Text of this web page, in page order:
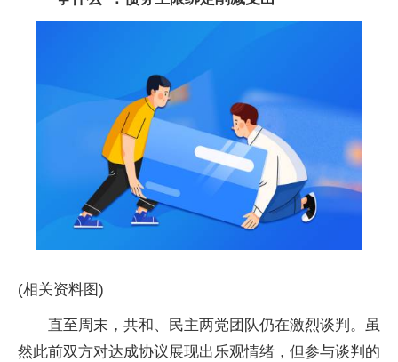
(相关资料图)
直至周末，共和、民主两党团队仍在激烈谈判。虽
然此前双方对达成协议展现出乐观情绪，但参与谈判的